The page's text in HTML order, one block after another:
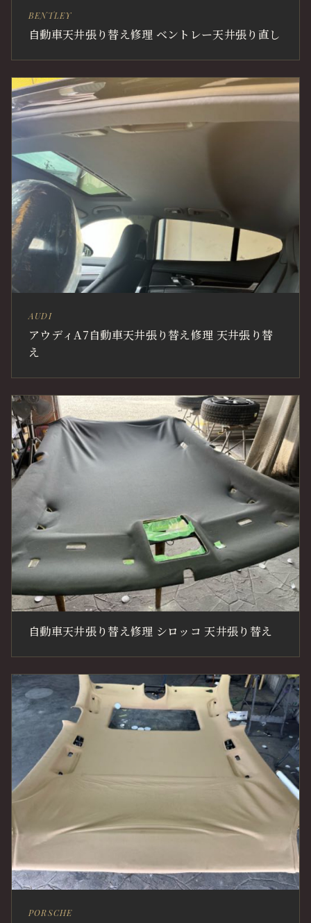
BENTLEY
自動車天井張り替え修理 ベントレー天井張り直し
AUDI
アウディA7自動車天井張り替え修理 天井張り替
え
自動車天井張り替え修理 シロッコ 天井張り替え
PORSCHE